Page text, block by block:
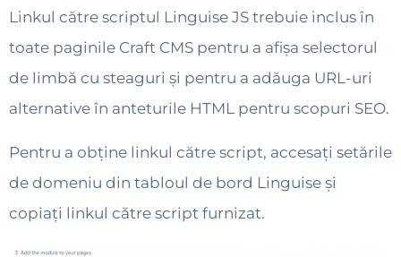
Linkul către scriptul Linguise JS trebuie inclus în
toate paginile Craft CMS pentru a afișa selectorul
de limbă cu steaguri și pentru a adăuga URL-uri
alternative în anteturile HTML pentru scopuri SEO.
Pentru a obține linkul către script, accesați setările
de domeniu din tabloul de bord Linguise și
copiați linkul către script furnizat.